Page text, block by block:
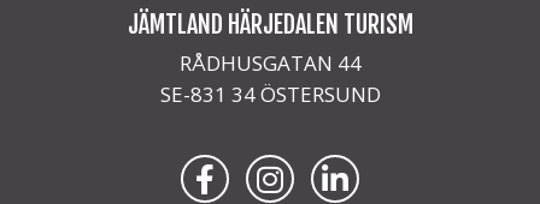
JÄMTLAND HÄRJEDALEN TURISM
RÅDHUSGATAN 44
SE-831 34 ÖSTERSUND